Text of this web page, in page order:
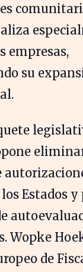
empresas,
su
Estados
Wopke
de